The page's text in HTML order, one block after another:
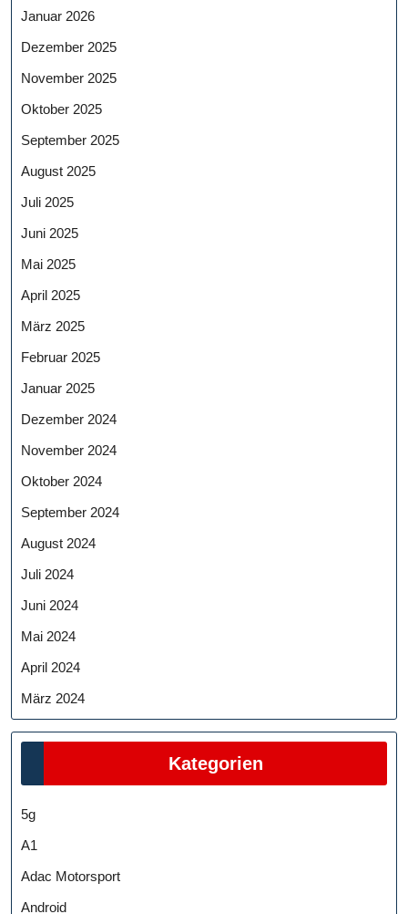
Januar 2026
Dezember 2025
November 2025
Oktober 2025
September 2025
August 2025
Juli 2025
Juni 2025
Mai 2025
April 2025
März 2025
Februar 2025
Januar 2025
Dezember 2024
November 2024
Oktober 2024
September 2024
August 2024
Juli 2024
Juni 2024
Mai 2024
April 2024
März 2024
Kategorien
5g
A1
Adac Motorsport
Android